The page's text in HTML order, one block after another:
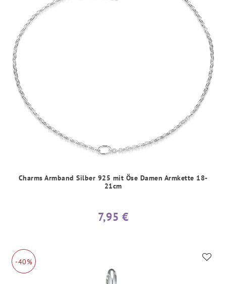
Charms Armband Silber 925 mit Öse Damen Armkette 18-
21cm
7,95 €
-40%